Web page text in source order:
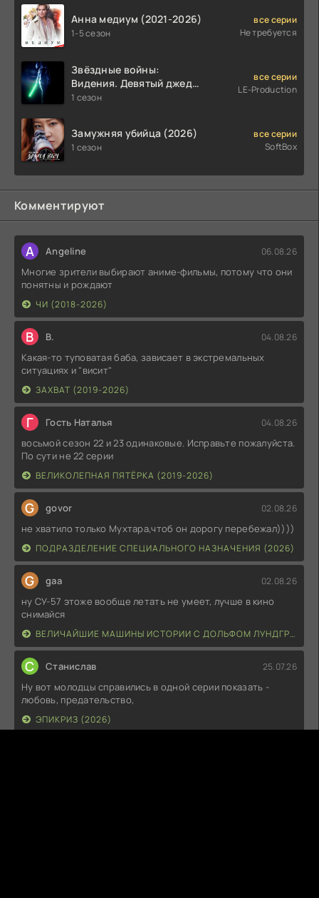
Анна медиум (2021-2026)
1-5 сезон
все серии
Не требуется
Звёздные войны:
Видения. Девятый джедай
(2026)
1 сезон
все серии
LE-Production
Замужняя убийца (2026)
1 сезон
все серии
SoftBox
Комментируют
A Angeline 06.08.26
Многие зрители выбирают аниме-фильмы, потому что они
понятны и рождают
ЧИ (2018-2026)
В В. 04.08.26
Какая-то туповатая баба, зависает в экстремальных
ситуациях и "висит"
ЗАХВАТ (2019-2026)
Г Гость Наталья 04.08.26
восьмой сезон 22 и 23 одинаковые. Исправьте пожалуйста.
По сути не 22 серии
ВЕЛИКОЛЕПНАЯ ПЯТЁРКА (2019-2026)
G govor 02.08.26
не хватило только Мухтара,чтоб он дорогу перебежал))))
ПОДРАЗДЕЛЕНИЕ СПЕЦИАЛЬНОГО НАЗНАЧЕНИЯ (2026)
G gaa 02.08.26
ну СУ-57 этоже вообще летать не умеет, лучше в кино
снимайся
ВЕЛИЧАЙШИЕ МАШИНЫ ИСТОРИИ С ДОЛЬФОМ ЛУНДГРЕНОМ (2026)
С Станислав 25.07.26
Ну вот молодцы справились в одной серии показать -
любовь, предательство,
ЭПИКРИЗ (2026)